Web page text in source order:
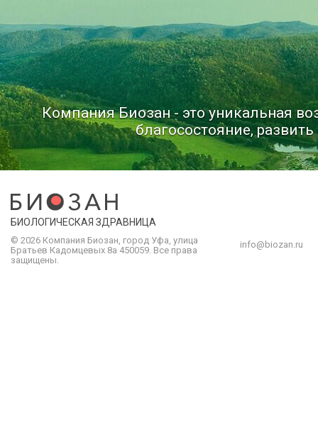
Компания Биозан - это уникальная
благосостояние,
БИОЛОГИЧЕСКАЯ ЗДРАВНИЦА
© 2026 Компания Биозан город Уфа , улица
Братьев Кадомцевых 8а 450059 Все права
защищены.
info@biozan.ru